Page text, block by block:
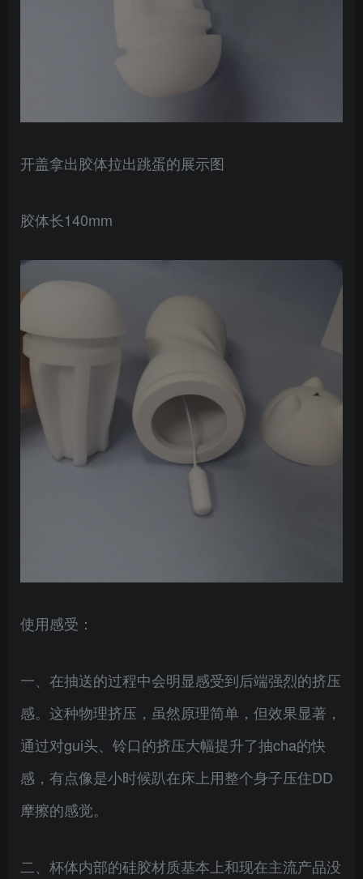
开盖拿出胶体拉出跳蛋的展示图
胶体长140mm
使用感受：
一、在抽送的过程中会明显感受到后端强烈的挤压
感。这种物理挤压，虽然原理简单，但效果显著，
通过对gui头、铃口的挤压大幅提升了抽cha的快
感，有点像是小时候趴在床上用整个身子压住DD
摩擦的感觉。
二、杯体内部的硅胶材质基本上和现在主流产品没